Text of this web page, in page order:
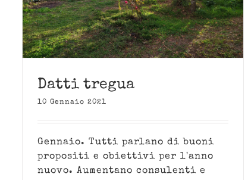
Datti tregua
10 Gennaio 2021
Gennaio. Tutti parlano di buoni
propositi e obiettivi per l'anno
nuovo. Aumentano consulenti e